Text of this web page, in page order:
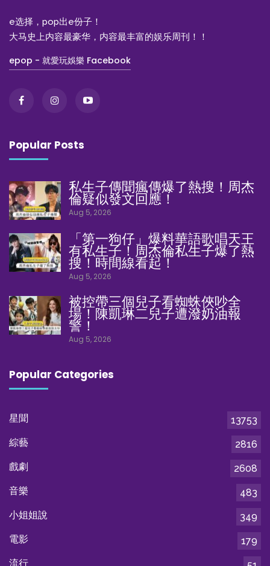
e选择，pop出e份子！
大马史上内容最豪华，内容最丰富的娱乐周刊！！
epop - 就愛玩娛樂 Facebook
Popular Posts
私生子傳聞瘋傳爆了熱搜！周杰
倫疑似發文回應！
Aug 5, 2026
「第一狗仔」爆料華語歌唱天王
有私生子！周杰倫私生子爆了熱
搜！時間線看起！
Aug 5, 2026
被控帶三個兒子看蜘蛛俠吵全
場！陳凱琳二兒子遭潑奶油報
警！
Aug 5, 2026
Popular Categories
星聞
13753
綜藝
2816
戲劇
2608
音樂
483
小姐姐說
349
電影
179
流行